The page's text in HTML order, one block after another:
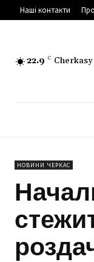
Наші контакти
22.9 C Cherkasy
НОВИНИ ЧЕРКАС